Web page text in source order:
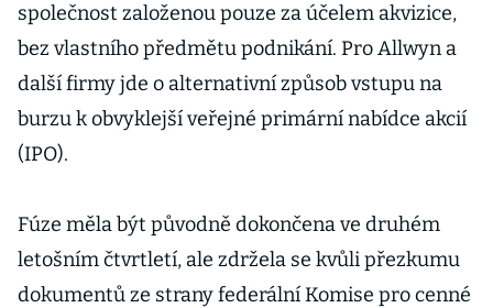
společnost založenou pouze za účelem akvizice,
bez vlastního předmětu podnikání. Pro Allwyn a
další firmy jde o alternativní způsob vstupu na
burzu k obvyklejší veřejné primární nabídce akcií
(IPO).
Fúze měla být původně dokončena ve druhém
letošním čtvrtletí, ale zdržela se kvůli přezkumu
dokumentů ze strany federální Komise pro cenné